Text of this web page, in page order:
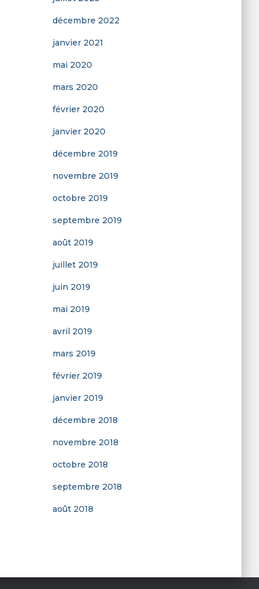
décembre 2022
janvier 2021
mai 2020
mars 2020
février 2020
janvier 2020
décembre 2019
novembre 2019
octobre 2019
septembre 2019
août 2019
juillet 2019
juin 2019
mai 2019
avril 2019
mars 2019
février 2019
janvier 2019
décembre 2018
novembre 2018
octobre 2018
septembre 2018
août 2018